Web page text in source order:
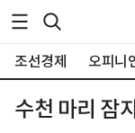
조선경제 오피니
수천 마리 잠